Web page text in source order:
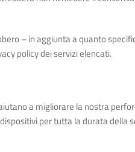
– in aggiunta a quanto
policy dei servizi elencati.
a migliorare la nostra
per tutta la durata della